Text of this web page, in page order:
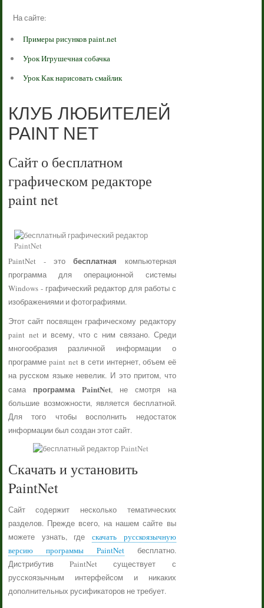
На сайте:
Примеры рисунков paint.net
Урок Игрушечная собачка
Урок Как нарисовать смайлик
КЛУБ ЛЮБИТЕЛЕЙ
PAINT NET
Сайт о бесплатном
графическом редакторе
paint net
PaintNet - этобесплатная компьютерная
программа для операционной системы
Windows - графический редактор для работы с
изображениями и фотографиями.
Этот сайт посвящен графическому редактору
paint net и всему, что с ним связано. Среди
многообразия различной информации о
программе paint net в сети интернет, объем её
на русском языке невелик. И это притом, что
сама программа PaintNet, не смотря на
большие возможности, является бесплатной.
Для того чтобы восполнить недостаток
информации был создан этот сайт.
Скачать и установить
PaintNet
Сайт содержит несколько тематических
разделов. Прежде всего, на нашем сайте вы
можете узнать, где скачать русскоязычную
версию программы PaintNetбесплатно.
Дистрибутив PaintNet существует с
русскоязычным интерфейсом и никаких
дополнительных русификаторов не требует.